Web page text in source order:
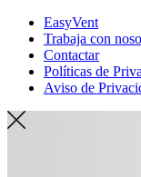
EasyVent
Trabaja con
Contactar
Políticas de
Aviso de